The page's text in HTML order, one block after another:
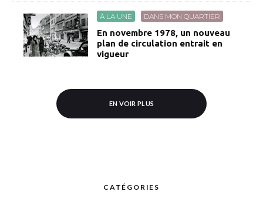
À LA UNE DANS MON QUARTIER
En novembre 1978, un nouveau
plan de circulation entrait en
vigueur
EN VOIR PLUS
CATÉGORIES